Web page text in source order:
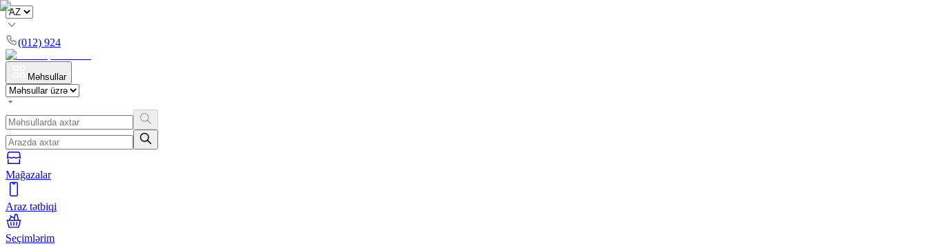
(012) 924
Məhsullar
Mağazalar
Araz tətbiqi
Seçimlərim